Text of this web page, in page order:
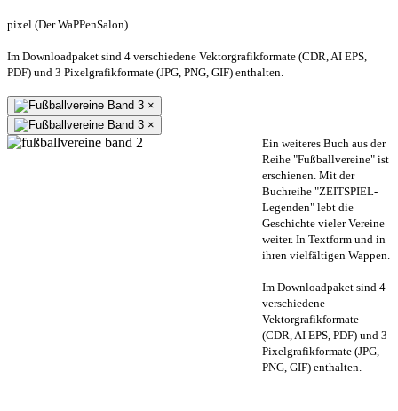
pixel (Der WaPPenSalon)
Im Downloadpaket sind 4 verschiedene Vektorgrafikformate (CDR, AI EPS,
PDF) und 3 Pixelgrafikformate (JPG, PNG, GIF) enthalten.
×
×
Ein weiteres Buch aus der
Reihe "Fußballvereine" ist
erschienen. Mit der
Buchreihe "ZEITSPIEL-
Legenden" lebt die
Geschichte vieler Vereine
weiter. In Textform und in
ihren vielfältigen Wappen.
Im Downloadpaket sind 4
verschiedene
Vektorgrafikformate
(CDR, AI EPS, PDF) und 3
Pixelgrafikformate (JPG,
PNG, GIF) enthalten.